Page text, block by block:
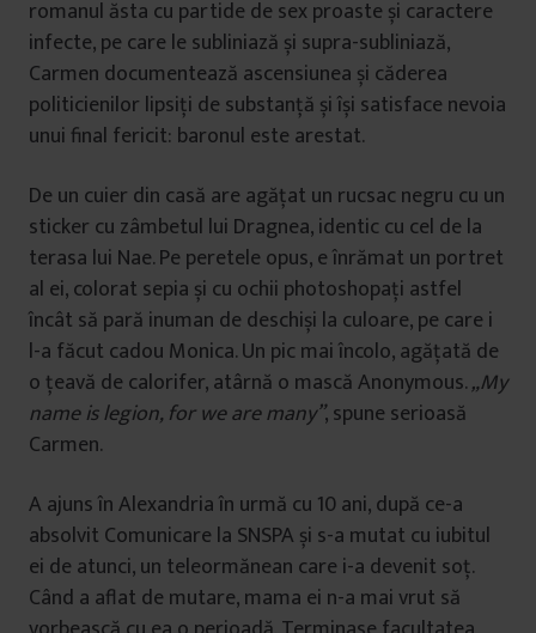
romanul ăsta cu partide de sex proaste și caractere
infecte, pe care le subliniază și supra-subliniază,
Carmen documentează ascensiunea și căderea
politicienilor lipsiți de substanță și își satisface nevoia
unui final fericit: baronul este arestat.
De un cuier din casă are agățat un rucsac negru cu un
sticker cu zâmbetul lui Dragnea, identic cu cel de la
terasa lui Nae. Pe peretele opus, e înrămat un portret
al ei, colorat sepia și cu ochii photoshopați astfel
încât să pară inuman de deschiși la culoare, pe care i
l-a făcut cadou Monica. Un pic mai încolo, agățată de
o țeavă de calorifer, atârnă o mască Anonymous.„My
name is legion, for we are many”, spune serioasă
Carmen.
A ajuns în Alexandria în urmă cu 10 ani, după ce-a
absolvit Comunicare la SNSPA și s-a mutat cu iubitul
ei de atunci, un teleormănean care i-a devenit soț.
Când a aflat de mutare, mama ei n-a mai vrut să